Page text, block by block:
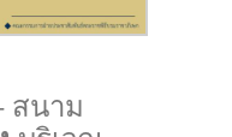
สนาม